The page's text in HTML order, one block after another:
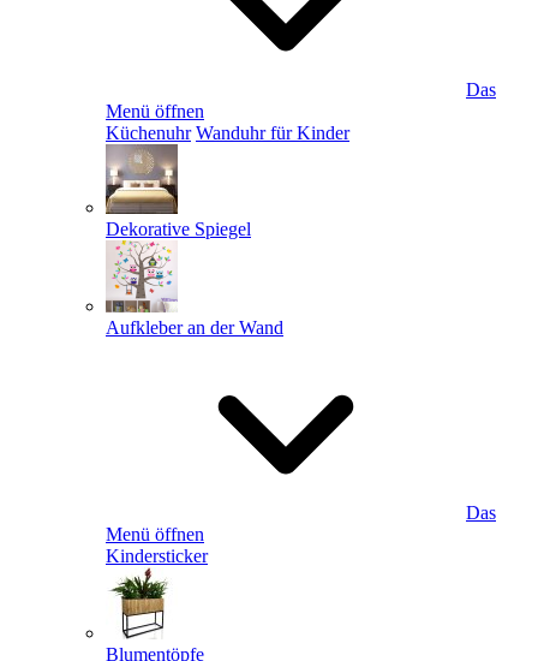
Das
Menü öffnen
Küchenuhr Wanduhr für Kinder
Dekorative Spiegel
Aufkleber an der Wand
Das
Menü öffnen
Kindersticker
Blumentöpfe